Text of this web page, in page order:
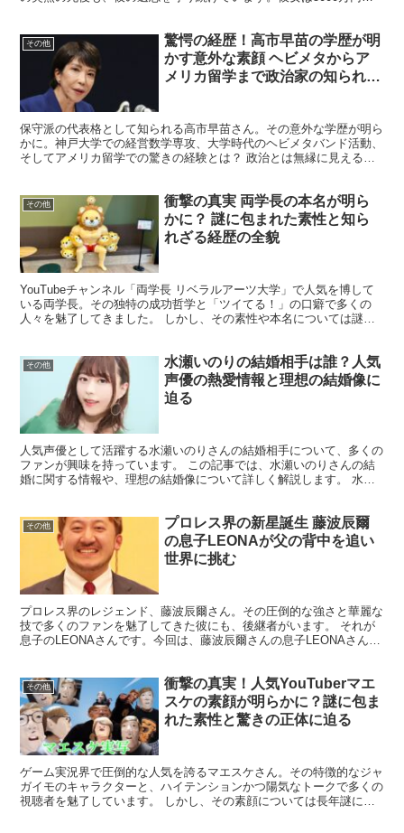
その他
驚愕の経歴！高市早苗の学歴が明
かす意外な素顔 ヘビメタからア
メリカ留学まで政治家の知られざ
保守派の代表格として知られる高市早苗さん。その意外な学歴が明ら
かに。神戸大学での経営数学専攻、大学時代のヘビメタバンド活動、
そしてアメリカ留学での驚きの経験とは？ 政治とは無縁に見える過
その他
衝撃の真実 両学長の本名が明ら
かに？ 謎に包まれた素性と知ら
れざる経歴の全貌
YouTubeチャンネル「両学長 リベラルアーツ大学」で人気を博して
いる両学長。その独特の成功哲学と「ツイてる！」の口癖で多くの
人々を魅了してきました。 しかし、その素性や本名については謎に
その他
水瀬いのりの結婚相手は誰？人気
声優の熱愛情報と理想の結婚像に
迫る
人気声優として活躍する水瀬いのりさんの結婚相手について、多くの
ファンが興味を持っています。 この記事では、水瀬いのりさんの結
婚に関する情報や、理想の結婚像について詳しく解説します。 水瀬
その他
プロレス界の新星誕生 藤波辰爾
の息子LEONAが父の背中を追い
世界に挑む
プロレス界のレジェンド、藤波辰爾さん。その圧倒的な強さと華麗な
技で多くのファンを魅了してきた彼にも、後継者がいます。 それが
息子のLEONAさんです。今回は、藤波辰爾さんの息子LEONAさんに
その他
衝撃の真実！人気YouTuberマエ
スケの素顔が明らかに？謎に包ま
れた素性と驚きの正体に迫る
ゲーム実況界で圧倒的な人気を誇るマエスケさん。その特徴的なジャ
ガイモのキャラクターと、ハイテンションかつ陽気なトークで多くの
視聴者を魅了しています。 しかし、その素顔については長年謎に包